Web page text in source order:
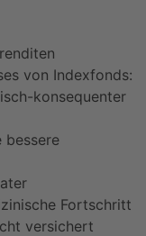
von Indexfonds:
konsequenter
bessere
Fortschritt
versichert